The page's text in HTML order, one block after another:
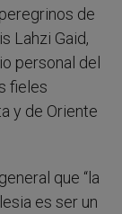
de
Lahzi Gaid,
personal del
fieles
y de Oriente
que “la
es ser un